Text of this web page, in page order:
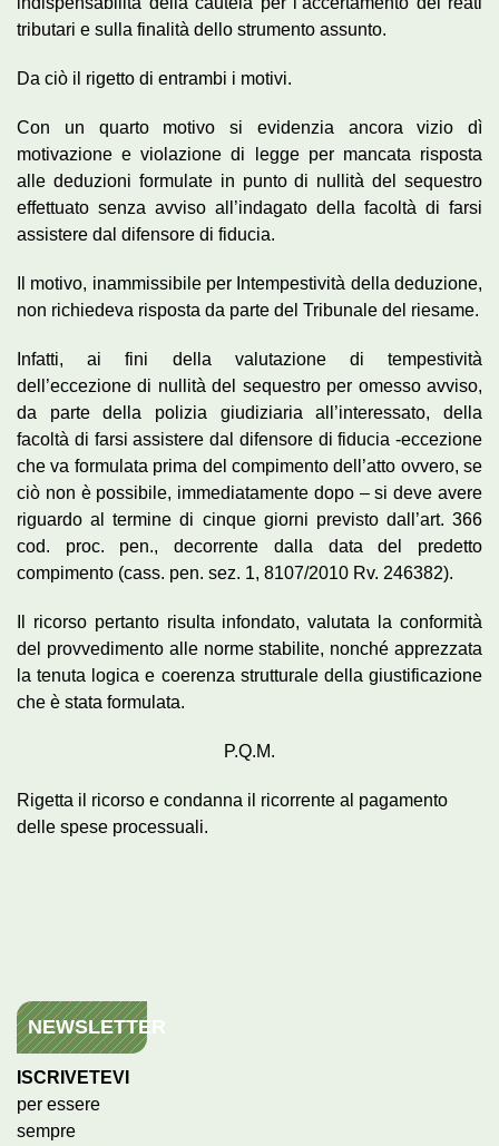
tributari e sulla finalità dello strumento assunto.
Da ciò il rigetto di entrambi i motivi.
Con un quarto motivo si evidenzia ancora vizio dì
motivazione e violazione di legge per mancata risposta
alle deduzioni formulate in punto di nullità del sequestro
effettuato senza avviso all’indagato della facoltà di farsi
assistere dal difensore di fiducia.
Il motivo, inammissibile per Intempestività della deduzione,
non richiedeva risposta da parte del Tribunale del riesame.
Infatti, ai fini della valutazione di tempestività
dell’eccezione di nullità del sequestro per omesso avviso,
da parte della polizia giudiziaria all’interessato, della
facoltà di farsi assistere dal difensore di fiducia -eccezione
che va formulata prima del compimento dell’atto ovvero, se
ciò non è possibile, immediatamente dopo – si deve avere
riguardo al termine di cinque giorni previsto dall’art. 366
cod. proc. pen., decorrente dalla data del predetto
compimento (cass. pen. sez. 1, 8107/2010 Rv. 246382).
Il ricorso pertanto risulta infondato, valutata la conformità
del provvedimento alle norme stabilite, nonché apprezzata
la tenuta logica e coerenza strutturale della giustificazione
che è stata formulata.
P.Q.M.
Rigetta il ricorso e condanna il ricorrente al pagamento
delle spese processuali.
NEWSLETTER
ISCRIVETEVI
per essere
sempre